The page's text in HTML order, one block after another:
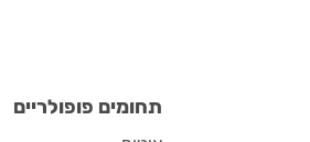
תחומים פופולריים